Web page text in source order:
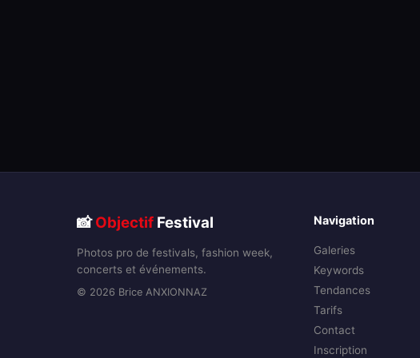
📸Objectif Festival
Photos pro de festivals, fashion week,
concerts et événements.
© 2026 Brice ANXIONNAZ
Navigation
Galeries
Keywords
Tendances
Tarifs
Contact
Inscription